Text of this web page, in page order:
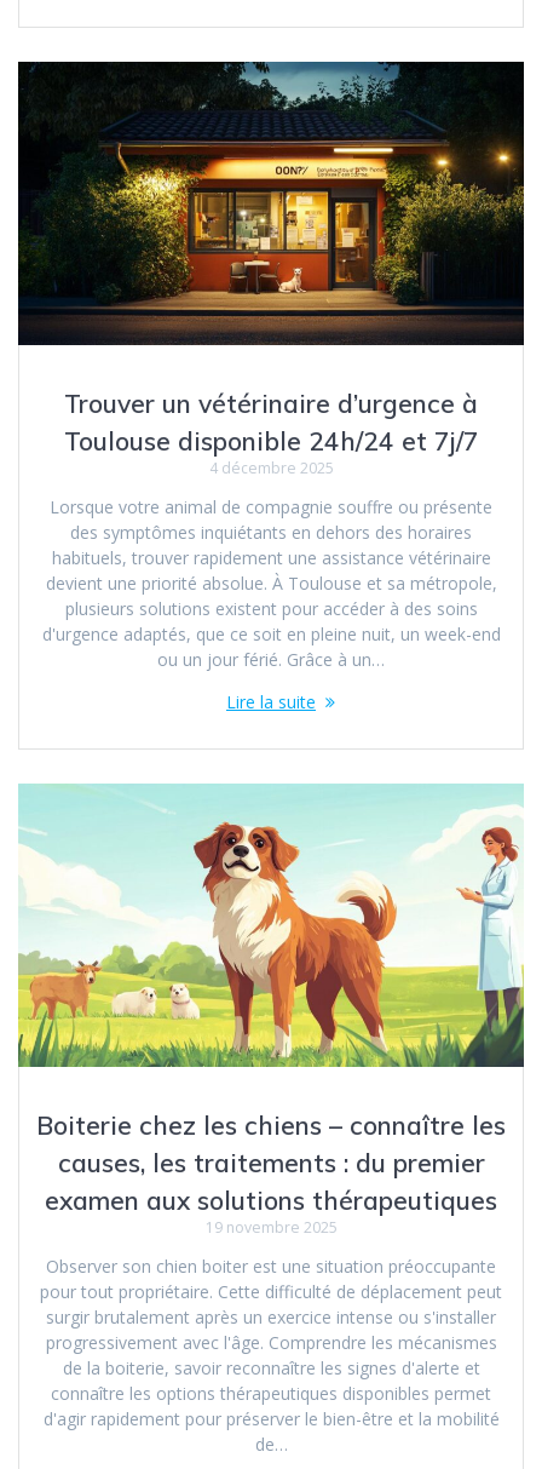
Trouver un vétérinaire d’urgence à
Toulouse disponible 24h/24 et 7j/7
4 décembre 2025
Lorsque votre animal de compagnie souffre ou présente
des symptômes inquiétants en dehors des horaires
habituels, trouver rapidement une assistance vétérinaire
devient une priorité absolue. À Toulouse et sa métropole,
plusieurs solutions existent pour accéder à des soins
d'urgence adaptés, que ce soit en pleine nuit, un week-end
ou un jour férié. Grâce à un…
Lire la suite
Boiterie chez les chiens – connaître les
causes, les traitements : du premier
examen aux solutions thérapeutiques
19 novembre 2025
Observer son chien boiter est une situation préoccupante
pour tout propriétaire. Cette difficulté de déplacement peut
surgir brutalement après un exercice intense ou s'installer
progressivement avec l'âge. Comprendre les mécanismes
de la boiterie, savoir reconnaître les signes d'alerte et
connaître les options thérapeutiques disponibles permet
d'agir rapidement pour préserver le bien-être et la mobilité
de…